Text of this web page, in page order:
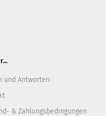
und Antworten
& Zahlungsbedingungen